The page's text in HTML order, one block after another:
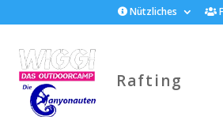
Nützliches
Rafting